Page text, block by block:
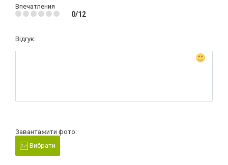
Впечатления
0/12
Відгук:
Завантажити фото:
Вибрати